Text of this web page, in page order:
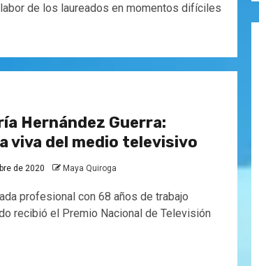
de los laureados en momentos difíciles
Hernández Guerra:
viva del medio televisivo
de 2020 Maya Quiroga
profesional con 68 años de trabajo
recibió el Premio Nacional de Televisión